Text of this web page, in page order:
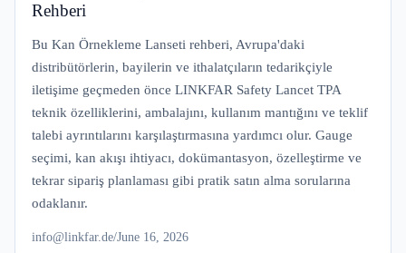
Rehberi
Bu Kan Örnekleme Lanseti rehberi, Avrupa'daki
distribütörlerin, bayilerin ve ithalatçıların tedarikçiyle
iletişime geçmeden önce LINKFAR Safety Lancet TPA
teknik özelliklerini, ambalajını, kullanım mantığını ve teklif
talebi ayrıntılarını karşılaştırmasına yardımcı olur. Gauge
seçimi, kan akışı ihtiyacı, dokümantasyon, özelleştirme ve
tekrar sipariş planlaması gibi pratik satın alma sorularına
odaklanır.
info@linkfar.de/June 16, 2026